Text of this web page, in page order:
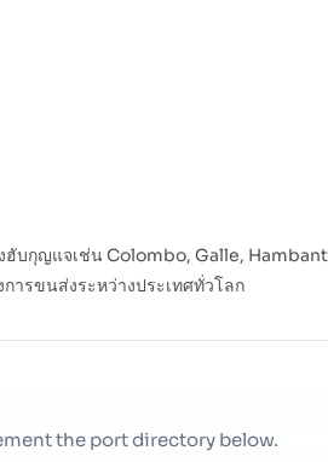
บกุญแจเช่น Colombo, Galle,
ารขนส่งระหว่างประเทศทั่วโลก
the port directory below.